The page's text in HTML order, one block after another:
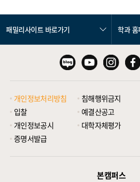
패밀리사이트 바로가기 학과
개인정보처리방침 침해행위금지
입찰
예결산공고
개인정보공시
대학자체평가
증명서발급
본캠퍼스